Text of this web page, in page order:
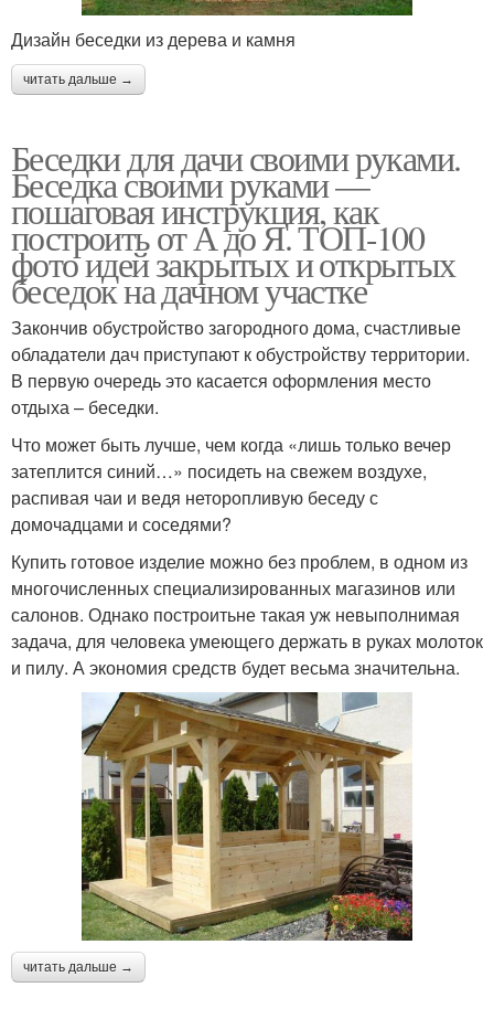
Дизайн беседки из дерева и камня
читать дальше →
Беседки для дачи своими руками.
Беседка своими руками —
пошаговая инструкция, как
построить от А до Я. ТОП-100
фото идей закрытых и открытых
беседок на дачном участке
Закончив обустройство загородного дома, счастливые
обладатели дач приступают к обустройству территории.
В первую очередь это касается оформления место
отдыха – беседки.
Что может быть лучше, чем когда «лишь только вечер
затеплится синий…» посидеть на свежем воздухе,
распивая чаи и ведя неторопливую беседу с
домочадцами и соседями?
Купить готовое изделие можно без проблем, в одном из
многочисленных специализированных магазинов или
салонов. Однако построитьне такая уж невыполнимая
задача, для человека умеющего держать в руках молоток
и пилу. А экономия средств будет весьма значительна.
читать дальше →